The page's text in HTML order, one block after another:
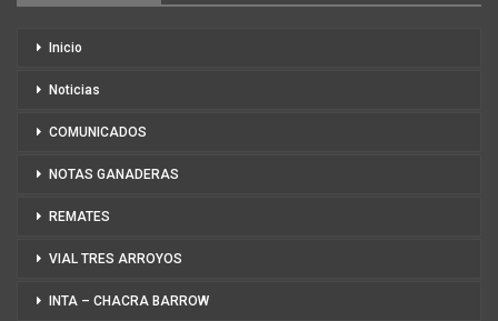
Inicio
Noticias
COMUNICADOS
NOTAS GANADERAS
REMATES
VIAL TRES ARROYOS
INTA – CHACRA BARROW